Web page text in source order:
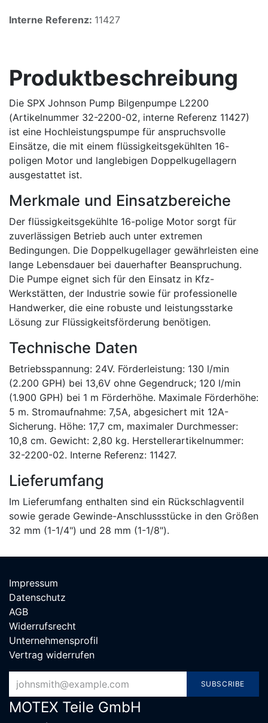
Interne Referenz: 11427
Produktbeschreibung
Die SPX Johnson Pump Bilgenpumpe L2200
(Artikelnummer 32-2200-02, interne Referenz 11427)
ist eine Hochleistungspumpe für anspruchsvolle
Einsätze, die mit einem flüssigkeitsgekühlten 16-
poligen Motor und langlebigen Doppelkugellagern
ausgestattet ist.
Merkmale und Einsatzbereiche
Der flüssigkeitsgekühlte 16-polige Motor sorgt für
zuverlässigen Betrieb auch unter extremen
Bedingungen. Die Doppelkugellager gewährleisten eine
lange Lebensdauer bei dauerhafter Beanspruchung.
Die Pumpe eignet sich für den Einsatz in Kfz-
Werkstätten, der Industrie sowie für professionelle
Handwerker, die eine robuste und leistungsstarke
Lösung zur Flüssigkeitsförderung benötigen.
Technische Daten
Betriebsspannung: 24V. Förderleistung: 130 l/min
(2.200 GPH) bei 13,6V ohne Gegendruck; 120 l/min
(1.900 GPH) bei 1 m Förderhöhe. Maximale Förderhöhe:
5 m. Stromaufnahme: 7,5A, abgesichert mit 12A-
Sicherung. Höhe: 17,7 cm, maximaler Durchmesser:
10,8 cm. Gewicht: 2,80 kg. Herstellerartikelnummer:
32-2200-02. Interne Referenz: 11427.
Lieferumfang
Im Lieferumfang enthalten sind ein Rückschlagventil
sowie gerade Gewinde-Anschlussstücke in den Größen
32 mm (1-1/4") und 28 mm (1-1/8").
Impressum
Datenschutz
AGB
Widerrufsrecht
Unternehmensprofil
Vertrag widerrufen
SUBSCRIBE
MOTEX Teile G​mbH